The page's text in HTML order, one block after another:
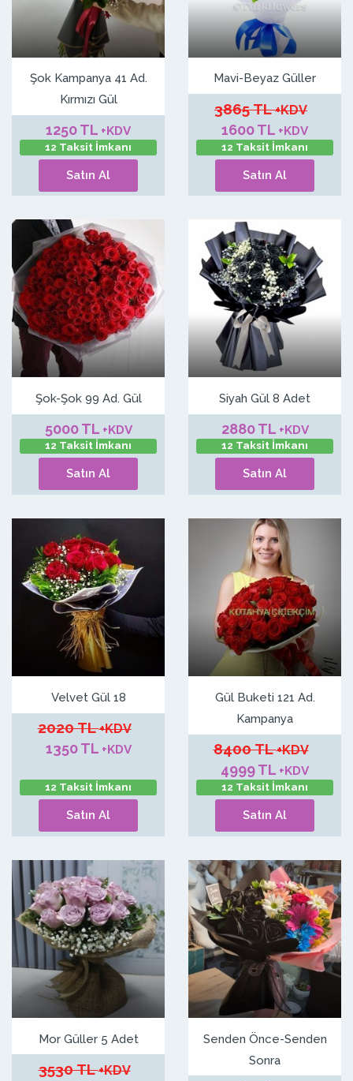
Şok Kampanya 41 Ad.
Kırmızı Gül
1250 TL +KDV
12 Taksit İmkanı
Satın Al
Mavi-Beyaz Güller
3865 TL+KDV
1600 TL +KDV
12 Taksit İmkanı
Satın Al
Şok-Şok 99 Ad. Gül
5000 TL +KDV
12 Taksit İmkanı
Satın Al
Siyah Gül 8 Adet
2880 TL +KDV
12 Taksit İmkanı
Satın Al
Velvet Gül 18
2020 TL+KDV
1350 TL +KDV
12 Taksit İmkanı
Satın Al
Gül Buketi 121 Ad.
Kampanya
8400 TL+KDV
4999 TL +KDV
12 Taksit İmkanı
Satın Al
Mor Güller 5 Adet
3530 TL+KDV
Senden Önce-Senden
Sonra